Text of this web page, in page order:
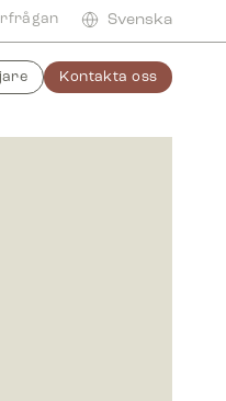
Svenska
Kontakta oss